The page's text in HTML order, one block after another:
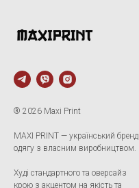
® 2026 Maxi Print
MAXI PRINT — український бренд
одягу з власним виробництвом.
Худі стандартного та оверсайз
крою з акцентом на якість та